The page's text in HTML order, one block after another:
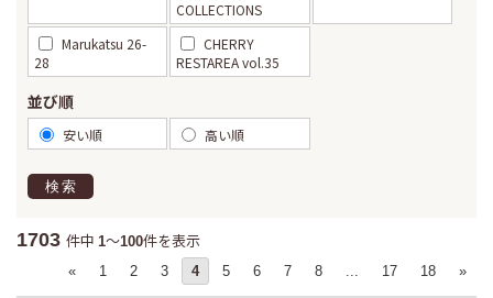
COLLECTIONS
Marukatsu 26-
28
CHERRY
RESTAREA vol.35
並び順
安い順 高い順
検索
1703 件中 1～100件を表示
« 1 2 3 4 5 6 7 8 ... 17 18 »